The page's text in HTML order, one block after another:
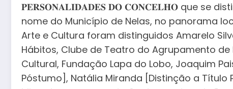
𝐏𝐄𝐑𝐒𝐎𝐍𝐀𝐋𝐈𝐃𝐀𝐃𝐄𝐒 𝐃𝐎 𝐂𝐎𝐍𝐂𝐄𝐋𝐇𝐎 que se
nome do Município de Nelas, no panorama
Arte e Cultura foram distinguidos Amarelo
Hábitos, Clube de Teatro do Agrupamento
Cultural, Fundação Lapa do Lobo, Joaquim
Póstumo], Natália Miranda [Distinção a Título